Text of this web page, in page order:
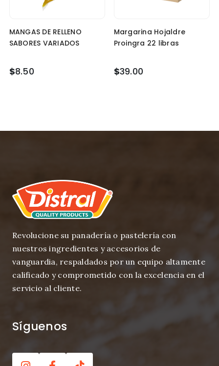
MANGAS DE RELLENO
SABORES VARIADOS
$8.50
Margarina Hojaldre
Proingra 22 libras
$39.00
Revolucione su panadería o pastelería con
nuestros ingredientes y accesorios de
vanguardia, respaldados por un equipo altamente
calificado y comprometido con la excelencia en el
servicio al cliente.
Síguenos